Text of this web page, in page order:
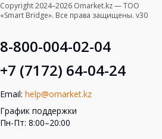
Copyright 2024–2026 Omarket.kz — ТОО
«Smart Bridge». Все права защищены. v30
8-800-004-02-04
+7 (7172) 64-04-24
Email: help@omarket.kz
График поддержки
Пн-Пт: 8:00–20:00